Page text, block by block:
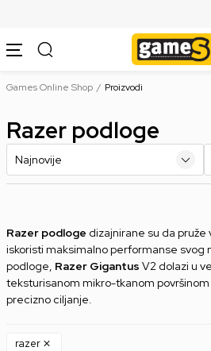
Games Online Shop Proizvodi
Razer podloge
Razer podloge dizajnirane su da pruže
iskoristi maksimalno performanse svog
podloge, Razer Gigantus V2 dolazi u
teksturisanom mikro-tkanom
precizno ciljanje.
razer